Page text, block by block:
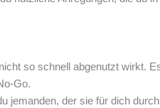
so schnell abgenutzt wirkt.
Go.
jemanden, der sie für dich